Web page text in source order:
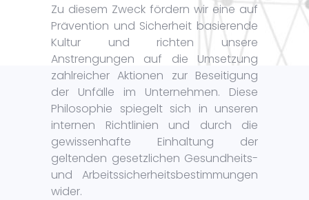
Zu diesem Zweck fördern wir eine auf
Prävention und Sicherheit basierende
Kultur und richten unsere
Anstrengungen auf die Umsetzung
zahlreicher Aktionen zur Beseitigung
der Unfälle im Unternehmen. Diese
Philosophie spiegelt sich in unseren
internen Richtlinien und durch die
gewissenhafte Einhaltung der
geltenden gesetzlichen Gesundheits-
und Arbeitssicherheitsbestimmungen
wider.